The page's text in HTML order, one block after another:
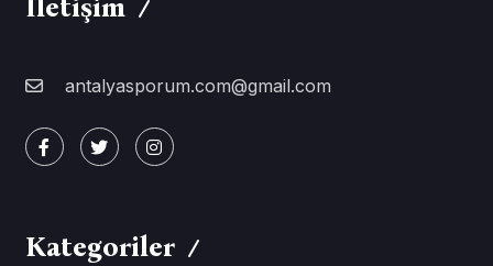
İletişim
antalyasporum.com@gmail.com
Kategoriler